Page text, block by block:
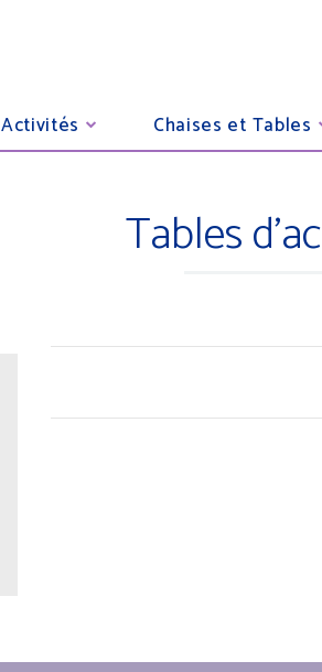
Activités Chaises et Tables
Tables